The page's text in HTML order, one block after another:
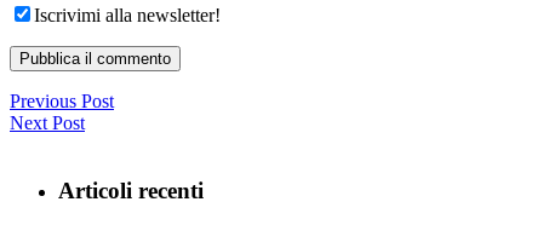
Iscrivimi alla newsletter!
Previous Post
Next Post
Articoli recenti